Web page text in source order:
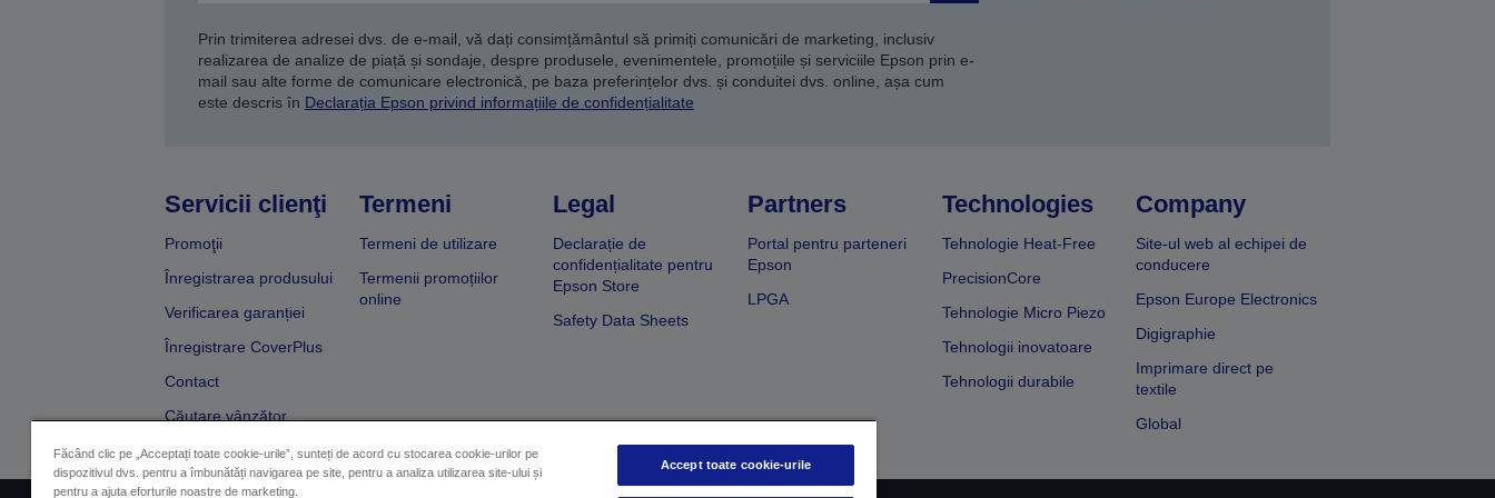
Prin trimiterea adresei dvs. de e-mail, vă dați consimțământul să primiți comunicări de marketing, inclusiv
realizarea de analize de piață și sondaje, despre produsele, evenimentele, promoțiile și serviciile Epson prin e-
mail sau alte forme de comunicare electronică, pe baza preferințelor dvs. și conduitei dvs. online, așa cum
este descris în Declarația Epson privind informațiile de confidențialitate
Servicii clienţi
Promoţii
Înregistrarea produsului
Verificarea garanției
Înregistrare CoverPlus
Contact
Căutare vânzător
Termeni
Termeni de utilizare
Termenii promoțiilor
online
Legal
Declarație de
confidențialitate pentru
Epson Store
Safety Data Sheets
Partners
Portal pentru parteneri
Epson
LPGA
Technologies
Tehnologie Heat-Free
PrecisionCore
Tehnologie Micro Piezo
Tehnologii inovatoare
Tehnologii durabile
Company
Site-ul web al echipei de
conducere
Epson Europe Electronics
Digigraphie
Imprimare direct pe
textile
Global
Făcând clic pe „Acceptați toate cookie-urile”, sunteți de acord cu stocarea cookie-urilor pe
dispozitivul dvs. pentru a îmbunătăți navigarea pe site, pentru a analiza utilizarea site-ului și
pentru a ajuta eforturile noastre de marketing.
Accept toate cookie-urile